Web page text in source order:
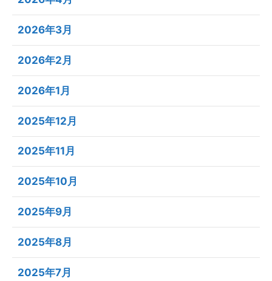
2026年3月
2026年2月
2026年1月
2025年12月
2025年11月
2025年10月
2025年9月
2025年8月
2025年7月